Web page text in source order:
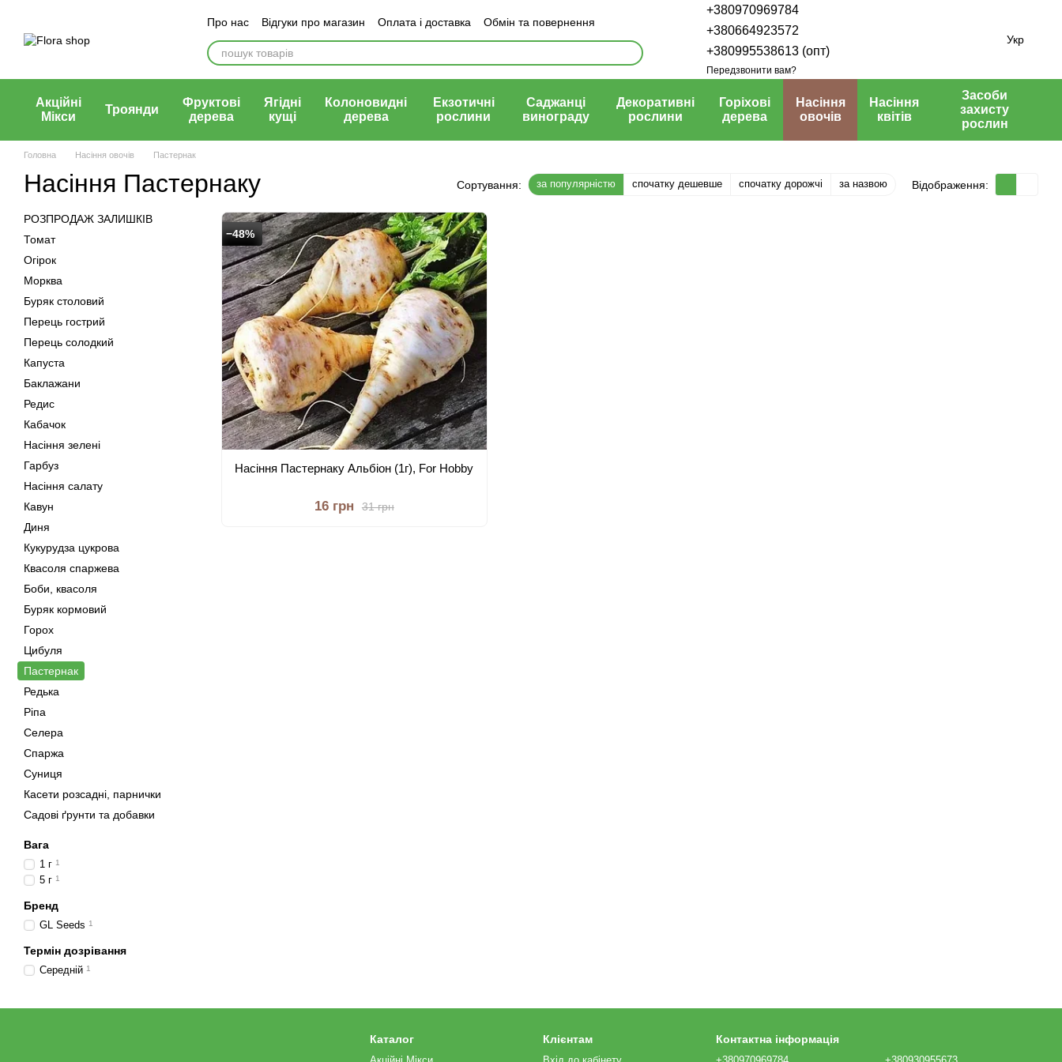
Про нас Відгуки про магазин Оплата і доставка
Обмін та повернення
Блог магазину
Публічний договір (оферта)
+380970969784
+380664923572
+380995538613 (опт)
Передзвонити вам?
Укр
Акційні
Мікси
Троянди
Фруктові
дерева
Ягідні
кущі
Колоновидні
дерева
Екзотичні
рослини
Саджанці
винограду
Декоративні
рослини
Горіхові
дерева
Насіння
овочів
Насіння
квітів
Засоби
захисту
рослин
Головна Насіння овочів Пастернак
Насіння Пастернаку Сортування: за популярністю спочатку дешевше спочатку дорожчі за назвою Відображення:
−48%
Насіння Пастернаку Альбiон (1г), For Hobby
31 грн
16 грн
РОЗПРОДАЖ ЗАЛИШКІВ
Томат
Огірок
Морква
Буряк столовий
Перець гострий
Перець солодкий
Капуста
Баклажани
Редис
Кабачок
Насіння зелені
Гарбуз
Насіння салату
Кавун
Диня
Кукурудза цукрова
Квасоля спаржева
Боби, квасоля
Буряк кормовий
Горох
Цибуля
Пастернак
Редька
Ріпа
Селера
Спаржа
Суниця
Касети розсадні, парнички
Садові ґрунти та добавки
Вага
1 г 1
5 г 1
Бренд
GL Seeds 1
Термін дозрівання
Середній 1
Каталог Клієнтам Контактна інформація